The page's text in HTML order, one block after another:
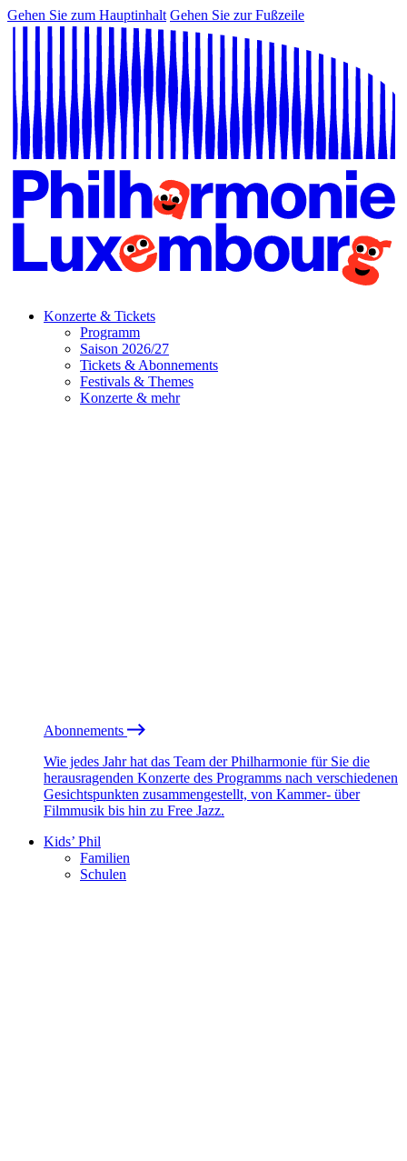
Gehen Sie zum Hauptinhalt Gehen Sie zur Fußzeile
Konzerte & Tickets
Programm
Saison 2026/27
Tickets & Abonnements
Festivals & Themes
Konzerte & mehr
Abonnements
Wie jedes Jahr hat das Team der Philharmonie für Sie die
herausragenden Konzerte des Programms nach verschiedenen
Gesichtspunkten zusammengestellt, von Kammer- über
Filmmusik bis hin zu Free Jazz.
Kids’ Phil
Familien
Schulen